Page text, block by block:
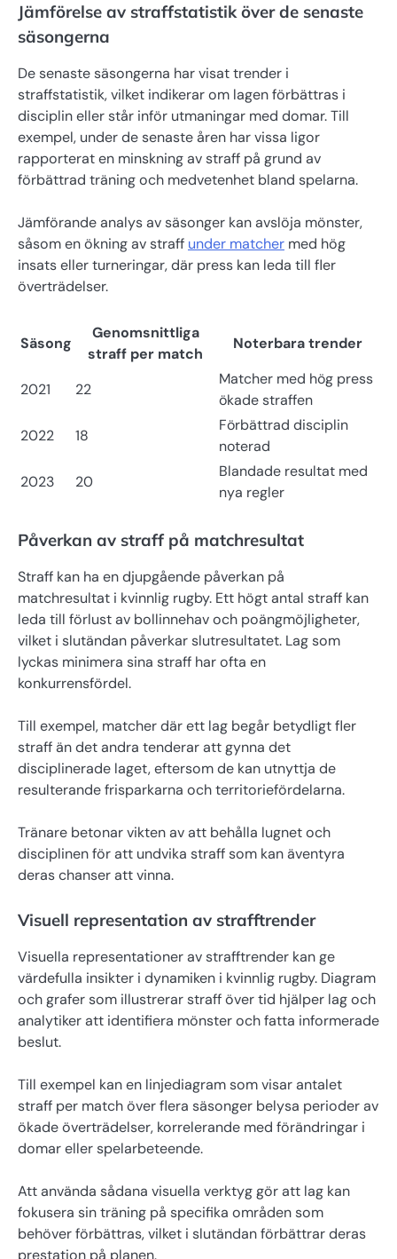
Jämförelse av straffstatistik över de senaste
säsongerna
De senaste säsongerna har visat trender i
straffstatistik, vilket indikerar om lagen förbättras i
disciplin eller står inför utmaningar med domar. Till
exempel, under de senaste åren har vissa ligor
rapporterat en minskning av straff på grund av
förbättrad träning och medvetenhet bland spelarna.
Jämförande analys av säsonger kan avslöja mönster,
såsom en ökning av straff under matcher med hög
insats eller turneringar, där press kan leda till fler
överträdelser.
Säsong
Genomsnittliga
straff per match
Noterbara trender
2021 22
Matcher med hög press
ökade straffen
2022
18
Förbättrad disciplin
noterad
2023
20
Blandade resultat med
nya regler
Påverkan av straff på matchresultat
Straff kan ha en djupgående påverkan på
matchresultat i kvinnlig rugby. Ett högt antal straff kan
leda till förlust av bollinnehav och poängmöjligheter,
vilket i slutändan påverkar slutresultatet. Lag som
lyckas minimera sina straff har ofta en
konkurrensfördel.
Till exempel, matcher där ett lag begår betydligt fler
straff än det andra tenderar att gynna det
disciplinerade laget, eftersom de kan utnyttja de
resulterande frisparkarna och territoriefördelarna.
Tränare betonar vikten av att behålla lugnet och
disciplinen för att undvika straff som kan äventyra
deras chanser att vinna.
Visuell representation av strafftrender
Visuella representationer av strafftrender kan ge
värdefulla insikter i dynamiken i kvinnlig rugby. Diagram
och grafer som illustrerar straff över tid hjälper lag och
analytiker att identifiera mönster och fatta informerade
beslut.
Till exempel kan en linjediagram som visar antalet
straff per match över flera säsonger belysa perioder av
ökade överträdelser, korrelerande med förändringar i
domar eller spelarbeteende.
Att använda sådana visuella verktyg gör att lag kan
fokusera sin träning på specifika områden som
behöver förbättras, vilket i slutändan förbättrar deras
prestation på planen.